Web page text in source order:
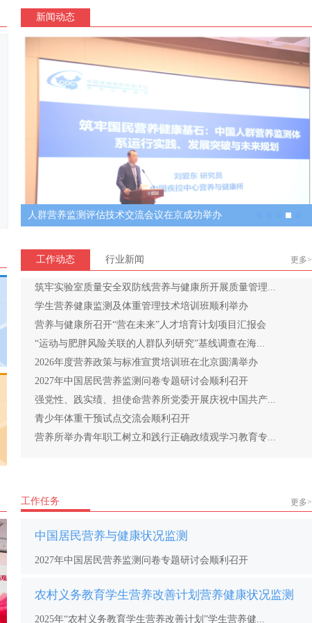
新闻动态
人群营养监测评估技术交流会议在京成功举办
更多>
工作动态 行业新闻
筑牢实验室质量安全双防线营养与健康所开展质量管理...
学生营养健康监测及体重管理技术培训班顺利举办
营养与健康所召开“营在未来”人才培育计划项目汇报会
“运动与肥胖风险关联的人群队列研究”基线调查在海...
2026年度营养政策与标准宣贯培训班在北京圆满举办
2027年中国居民营养监测问卷专题研讨会顺利召开
强党性、践实绩、担使命营养所党委开展庆祝中国共产...
青少年体重干预试点交流会顺利召开
营养所举办青年职工树立和践行正确政绩观学习教育专...
更多>
工作任务
中国居民营养与健康状况监测
2027年中国居民营养监测问卷专题研讨会顺利召开
农村义务教育学生营养改善计划营养健康状况监测
2025年“农村义务教育学生营养改善计划”学生营养健...